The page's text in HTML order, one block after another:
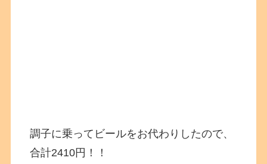
調子に乗ってビールをお代わりしたので、
合計2410円！！